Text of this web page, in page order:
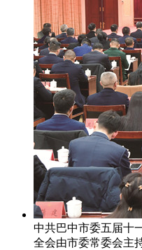
中共巴中市委五届十
全会由市委常委会主